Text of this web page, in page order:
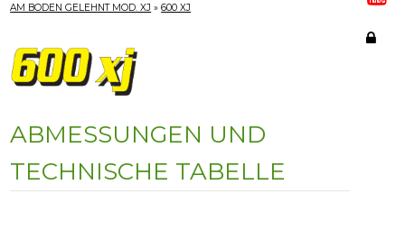
AM BODEN GELEHNT MOD. XJ »600 XJ
ABMESSUNGEN UND
TECHNISCHE TABELLE